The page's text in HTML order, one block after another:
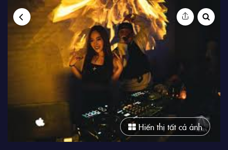
Hiển thị tất cả ảnh